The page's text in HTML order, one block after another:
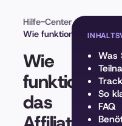
Hilfe-Center
Wie
funktioniert
das
Was
So
FAQ